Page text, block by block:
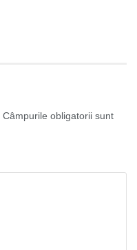
Câmpurile obligatorii sunt